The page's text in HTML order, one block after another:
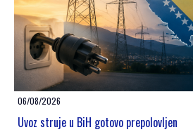
06/08/2026
Uvoz struje u BiH gotovo prepolovljen